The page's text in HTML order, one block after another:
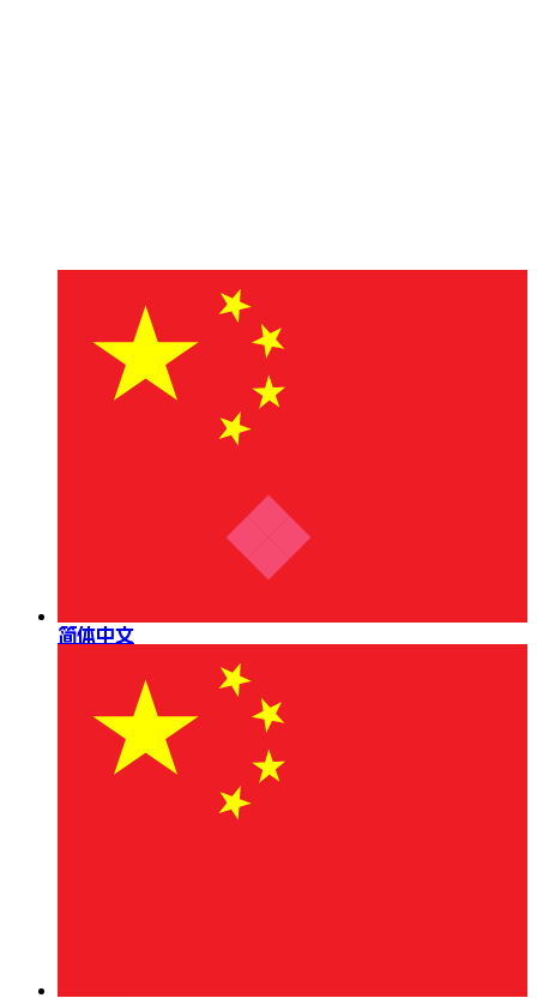
简体中文